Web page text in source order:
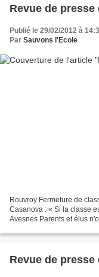
Revue de
Publié le 29/02/2012 à
Par Sauvons l'Ecole
Rouvroy Fermeture de
Casanova : « Si la classe
Avesnes Parents et élus
Revue de presse